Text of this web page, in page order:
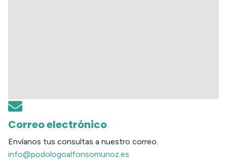
Correo electrónico
Envíanos tus consultas a nuestro correo.
info@podologoalfonsomunoz.es